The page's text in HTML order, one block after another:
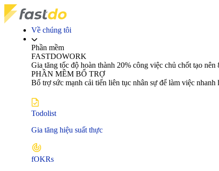
Về chúng tôi
Phần mềm
FASTDOWORK
Gia tăng tốc độ hoàn thành 20% công việc chủ chốt tạo
PHẦN MỀM BỔ TRỢ
Bổ trợ sức mạnh cải tiến liên tục nhân sự để làm việc nhanh
Todolist
Gia tăng hiệu suất thực
fOKRs